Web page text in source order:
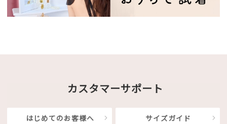
カスタマーサポート
はじめてのお客様へ サイズガイド